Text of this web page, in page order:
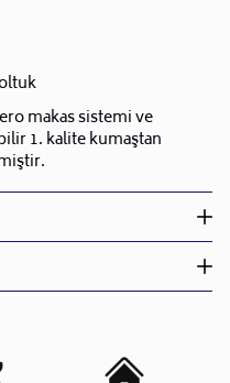
makas sistemi ve
1. kalite kumaştan
kısa sürede işleme
ağımızla